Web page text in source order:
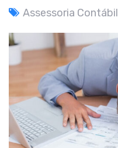
Assessoria Contábil